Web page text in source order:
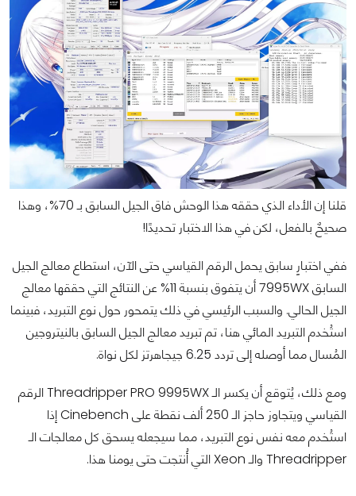
قلنا إن الأداء الذي حققه هذا الوحش فاق الجيل السابق بـ 70%، وهذا
صحيحٌ بالفعل، لكن في هذا الاختبار تحديدًا!
ففي اختبارٍ سابق يحمل الرقم القياسي حتى الآن، استطاع معالج الجيل
السابق 7995WX أن يتفوق بنسبة 11% عن النتائج التي حققها معالج
الجيل الحالي. والسبب الرئيسي في ذلك يتمحور حول نوع التبريد، فبينما
استُخدم التبريد المائي هنا، تم تبريد معالج الجيل السابق بالنيتروجين
المُسال مما أوصله إلى تردد 6.25 جيجاهرتز لكل نواة.
ومع ذلك، يُتوقع أن يكسر الـ Threadripper PRO 9995WX الرقم
القياسي ويتجاوز حاجز الـ 250 ألف نقطة على Cinebench إذا
استُخدم معه نفس نوع التبريد، مما سيجعله يسحق كل معالجات الـ
Threadripper والـ Xeon التي أُنتجت حتى يومنا هذا.